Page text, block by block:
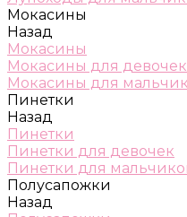
Мокасины
Назад
Мокасины
Мокасины для девочек
Мокасины для
Пинетки
Назад
Пинетки
Пинетки для девочек
Пинетки для
Полусапожки
Назад